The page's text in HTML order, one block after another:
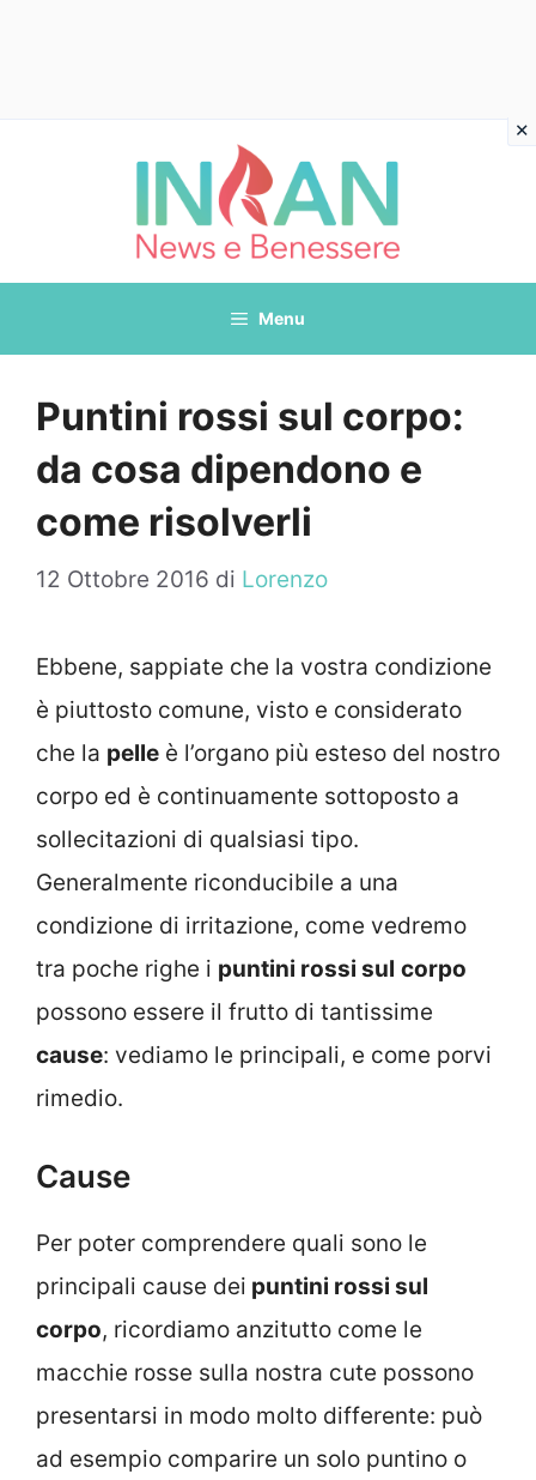
Menu
Puntini rossi sul corpo:
da cosa dipendono e
come risolverli
12 Ottobre 2016 di Lorenzo
Ebbene, sappiate che la vostra condizione
è piuttosto comune, visto e considerato
che la pelle è l’organo più esteso del nostro
corpo ed è continuamente sottoposto a
sollecitazioni di qualsiasi tipo.
Generalmente riconducibile a una
condizione di irritazione, come vedremo
tra poche righe i puntini rossi sul corpo
possono essere il frutto di tantissime
cause: vediamo le principali, e come porvi
rimedio.
Cause
Per poter comprendere quali sono le
principali cause dei puntini rossi sul
corpo, ricordiamo anzitutto come le
macchie rosse sulla nostra cute possono
presentarsi in modo molto differente: può
ad esempio comparire un solo puntino o